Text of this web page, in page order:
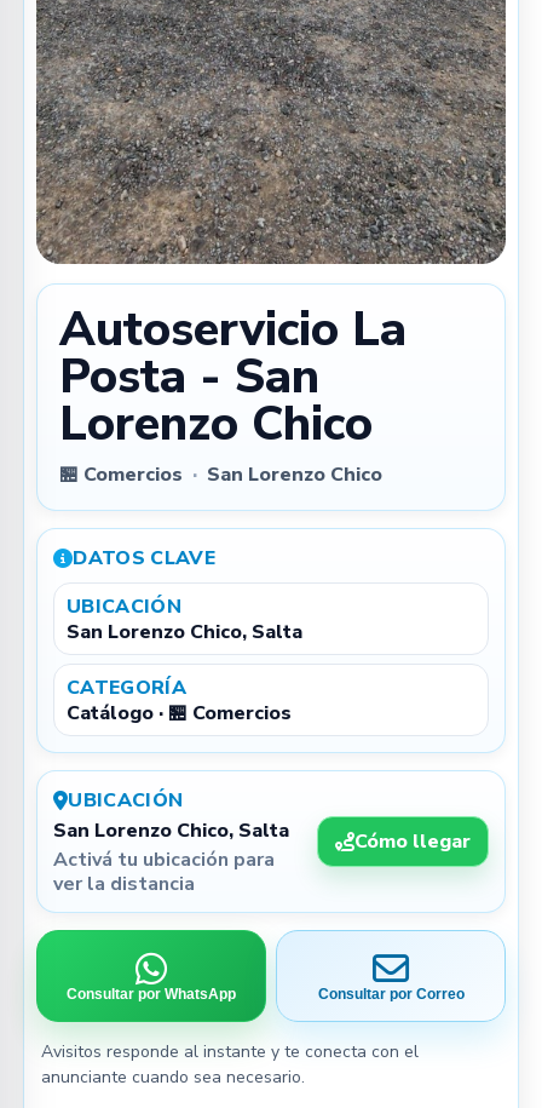
Autoservicio La
Posta - San
Lorenzo Chico
🏪 Comercios · San Lorenzo Chico
DATOS CLAVE
UBICACIÓN
San Lorenzo Chico, Salta
CATEGORÍA
Catálogo · 🏪 Comercios
UBICACIÓN
San Lorenzo Chico, Salta
Activá tu ubicación para
ver la distancia
Cómo llegar
Consultar por WhatsApp Consultar por Correo
Avisitos responde al instante y te conecta con el
anunciante cuando sea necesario.